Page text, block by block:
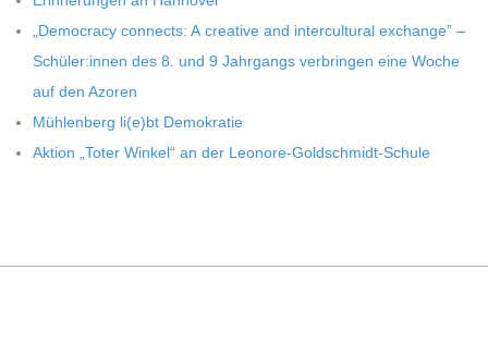
„Demo­cracy con­nects: A crea­tive and inter­cul­tu­ral exch­ange” –
Schüler:innen des 8. und 9 Jahr­gangs ver­brin­gen eine Woche
auf den Azoren
Müh­len­berg li(e)bt Demokratie
Aktion „Toter Win­kel“ an der Leonore-Goldschmidt-Schule